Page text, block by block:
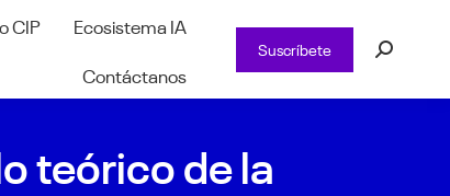
CIP
Ecosistema IA
Contáctanos
Suscríbete Buscar:
teórico de la